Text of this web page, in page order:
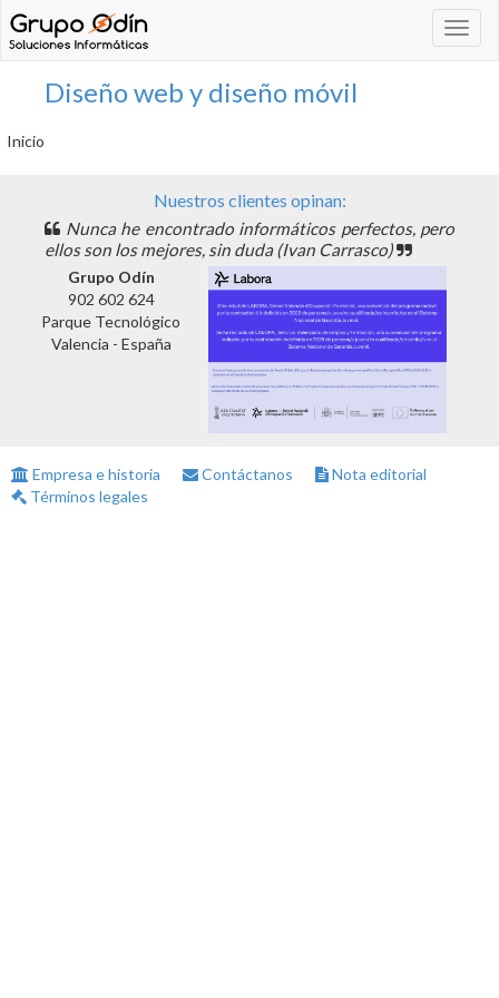
Diseño web y diseño móvil
Inicio
Nuestros clientes opinan:
Nunca he encontrado informáticos perfectos, pero
ellos son los mejores, sin duda (Ivan Carrasco)
Grupo Odín
902 602 624
Parque Tecnológico
Valencia - España
Empresa e historia Contáctanos
Nota editorial
Términos legales